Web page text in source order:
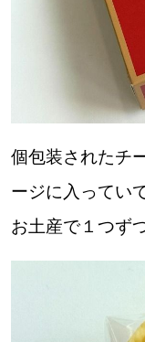
KEYWORD キーワ
Sitakke編集部あい
【いろんな価値観
【暮らしの知恵
個包装されたチ
ージに入ってい
お土産で１つず